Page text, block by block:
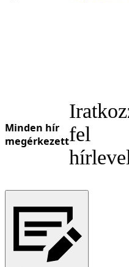
Minden hír
megérkezettfel